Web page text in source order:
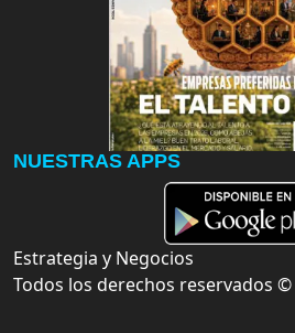
NUESTRAS APPS
Estrategia y Negocios
Todos los derechos reservados ©